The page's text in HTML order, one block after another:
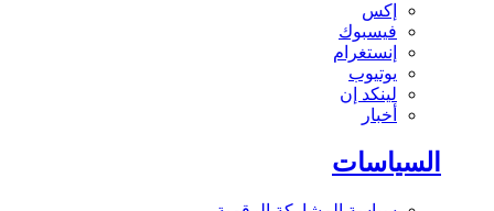
إكس
فيسبوك
إنستغرام
يوتيوب
لينكد إن
أخبار
السياسات